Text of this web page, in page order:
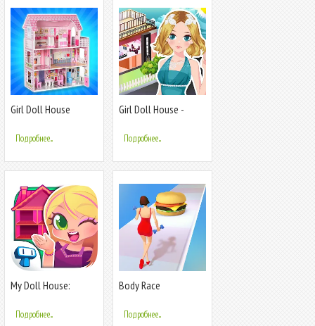
Girl Doll House
Подробнее...
Girl Doll House -
Подробнее...
My Doll House:
Подробнее...
Body Race
Подробнее...